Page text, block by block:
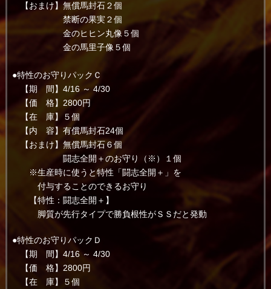
【おまけ】無償馬封石２個
禁断の果実２個
金のヒヒン丸像５個
金の馬里子像５個
●特性のお守りパックＣ
【期 間】4/16 ～ 4/30
【価 格】2800円
【在 庫】５個
【内 容】有償馬封石24個
【おまけ】無償馬封石６個
闘志全開＋のお守り（※）１個
※生産時に使うと特性「闘志全開＋」を
付与することのできるお守り
【特性：闘志全開＋】
脚質が先行タイプで勝負根性がＳＳだと発動
●特性のお守りパックＤ
【期 間】4/16 ～ 4/30
【価 格】2800円
【在 庫】５個